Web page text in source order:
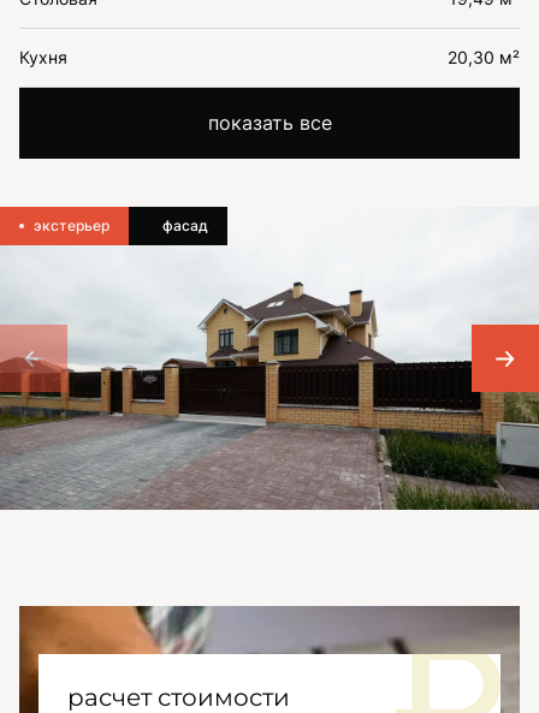
Кухня 20,30 м²
показать все
экстерьер фасад
расчет стоимости